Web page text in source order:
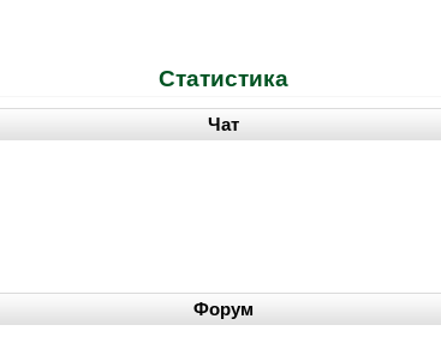
Статистика
Чат
Форум